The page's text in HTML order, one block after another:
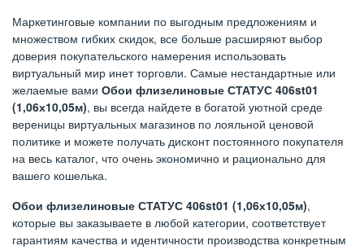
Маркетинговые компании по выгодным предложениям и
множеством гибких скидок, все больше расширяют выбор
доверия покупательского намерения использовать
виртуальный мир инет торговли. Самые нестандартные или
желаемые вами Обои флизелиновые СТАТУС 406st01
(1,06х10,05м), вы всегда найдете в богатой уютной среде
вереницы виртуальных магазинов по лояльной ценовой
политике и можете получать дисконт постоянного покупателя
на весь каталог, что очень экономично и рационально для
вашего кошелька.
Обои флизелиновые СТАТУС 406st01 (1,06х10,05м),
которые вы заказываете в любой категории, соответствует
гарантиям качества и идентичности производства конкретным